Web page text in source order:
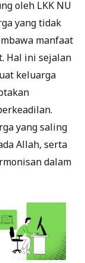
oleh LKK NU
yang tidak
manfaat
Hal ini sejalan
keluarga
yang saling
Allah, serta
dalam